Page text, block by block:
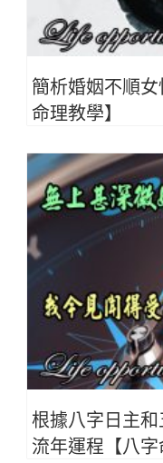
簡析婚姻不順
命理教學】
根據八字日主
流年運程【八字